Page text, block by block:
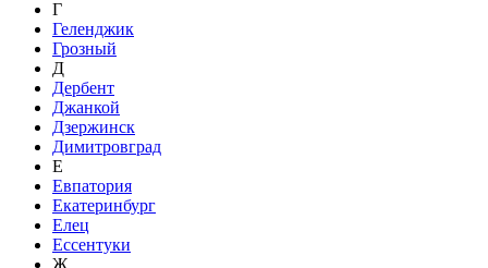
Г
Геленджик
Грозный
Д
Дербент
Джанкой
Дзержинск
Димитровград
Е
Евпатория
Екатеринбург
Елец
Ессентуки
Ж